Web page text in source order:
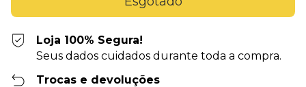
Loja 100% Segura!
Seus dados cuidados durante toda a compra.
Trocas e devoluções